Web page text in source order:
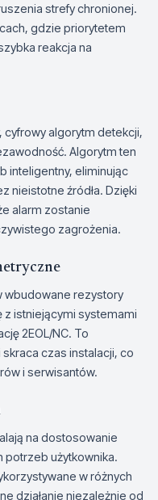
strefy chronionej.
gdzie priorytetem
reakcja na
cyfrowy algorytm detekcji,
Algorytm ten
inteligentny, eliminując
nieistotne źródła. Dzięki
alarm zostanie
zagrożenia.
wbudowane rezystory
z istniejącymi systemami
2EOL/NC. To
czas instalacji, co
i serwisantów.
na dostosowanie
potrzeb użytkownika.
w różnych
działanie niezależnie od